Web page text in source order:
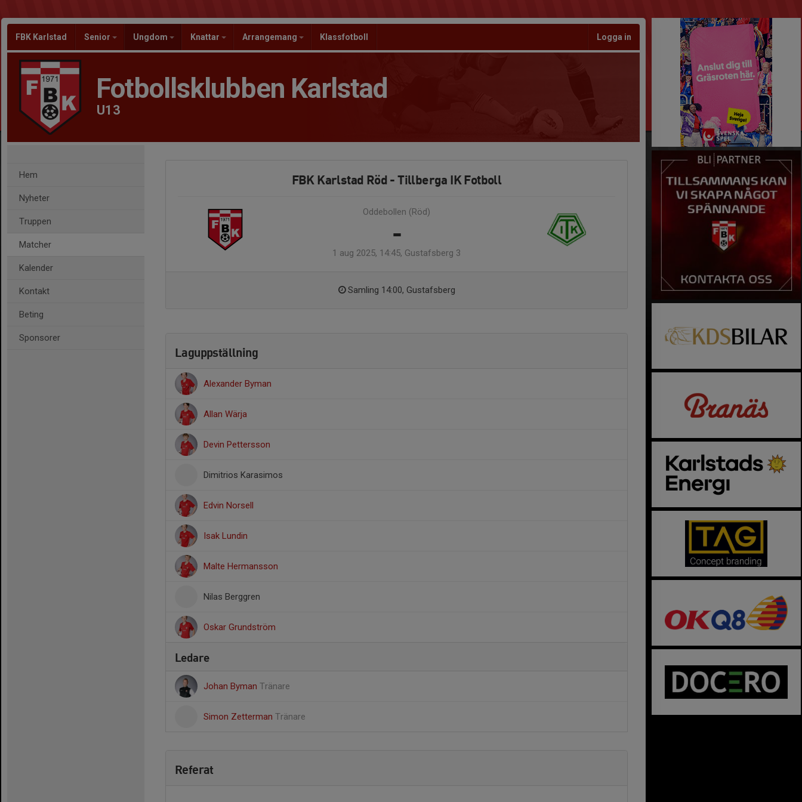
FBK Karlstad Senior Ungdom Knattar Arrangemang Klassfotboll Logga in
Fotbollsklubben Karlstad
U13
Hem
Nyheter
Truppen
Matcher
Kalender
Kontakt
Beting
Sponsorer
FBK Karlstad Röd - Tillberga IK Fotboll
Oddebollen (Röd)
-
1 aug 2025, 14:45, Gustafsberg 3
Samling 14:00, Gustafsberg
Laguppställning
Alexander Byman
Allan Wärja
Devin Pettersson
Dimitrios Karasimos
Edvin Norsell
Isak Lundin
Malte Hermansson
Nilas Berggren
Oskar Grundström
Ledare
Johan Byman Tränare
Simon Zetterman Tränare
Referat